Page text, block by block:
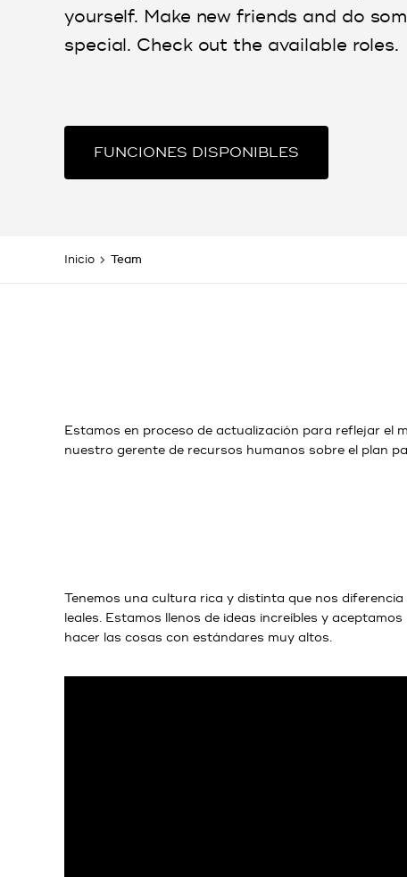
yourself. Make new friends and do
special. Check out the available roles.
FUNCIONES DISPONIBLES
Inicio Team
Estamos en proceso de actualización para reflejar el
nuestro gerente de recursos humanos sobre el plan
Tenemos una cultura rica y distinta que nos
leales. Estamos llenos de ideas increíbles y
hacer las cosas con estándares muy altos.